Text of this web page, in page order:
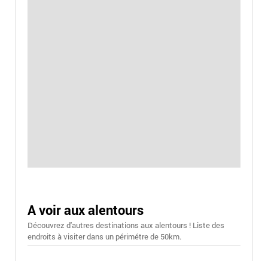
A voir aux alentours
Découvrez d'autres destinations aux alentours ! Liste des
endroits à visiter dans un périmétre de 50km.